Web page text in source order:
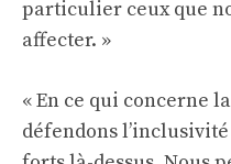
particulier ceux que
affecter. »
« En ce qui concerne
défendons